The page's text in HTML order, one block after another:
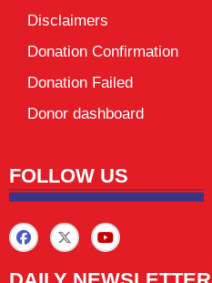
Disclaimers
Donation Confirmation
Donation Failed
Donor dashboard
FOLLOW US